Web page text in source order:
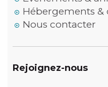
Hébergements &
Nous contacter
Rejoignez-nous